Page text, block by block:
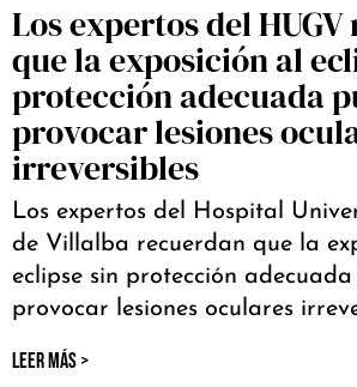
Los expertos del
que la exposición al
protección adecuada
provocar lesiones
irreversibles
Los expertos del Hospital
de Villalba recuerdan que la
eclipse sin protección
provocar lesiones oculares
LEER MÁS >